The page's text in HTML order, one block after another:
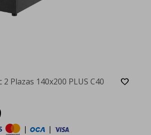
Plazas 140x200 PLUS C40
| |